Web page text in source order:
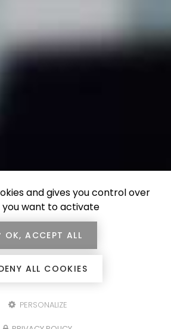
and gives you control over
want to activate
OK, ACCEPT ALL
ALL COOKIES
PERSONALIZE